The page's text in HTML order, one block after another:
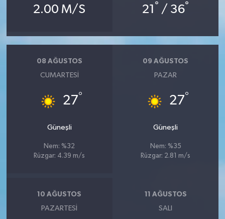
2.00 M/S 21 ° / 36°
08 AĞUSTOS
CUMARTESI
27°
Güneşli
Nem: %32
Rüzgar: 4.39 m/s
09 AĞUSTOS
PAZAR
27°
Güneşli
Nem: %35
Rüzgar: 2.81 m/s
10 AĞUSTOS
PAZARTESI
11 AĞUSTOS
SALI